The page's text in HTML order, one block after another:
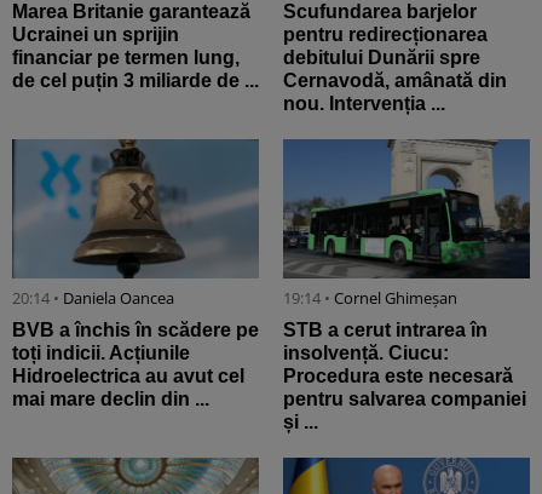
Marea Britanie garantează
Ucrainei un sprijin
financiar pe termen lung,
de cel puțin 3 miliarde de ...
Scufundarea barjelor
pentru redirecționarea
debitului Dunării spre
Cernavodă, amânată din
nou. Intervenția ...
20:14 • Daniela Oancea
BVB a închis în scădere pe
toți indicii. Acțiunile
Hidroelectrica au avut cel
mai mare declin din ...
19:14 • Cornel Ghimeșan
STB a cerut intrarea în
insolvență. Ciucu:
Procedura este necesară
pentru salvarea companiei
și ...